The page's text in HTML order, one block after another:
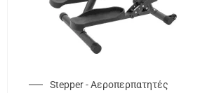
Stepper - Αεροπερπατητές